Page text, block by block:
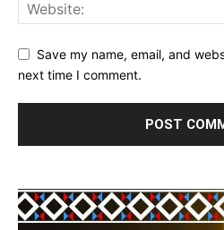
Save my name, email, and
next time I comment.